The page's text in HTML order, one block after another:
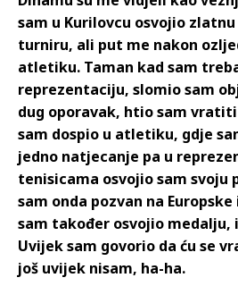
sam u Kurilovcu osvojio
turniru, ali put me nakon
atletiku. Taman kad sam
reprezentaciju, slomio sam
dug oporavak, htio sam
sam dospio u atletiku, gdje
jedno natjecanje pa u
tenisicama osvojio sam svoju
sam onda pozvan na
sam također osvojio
Uvijek sam govorio da ću se
još uvijek nisam, ha-ha.